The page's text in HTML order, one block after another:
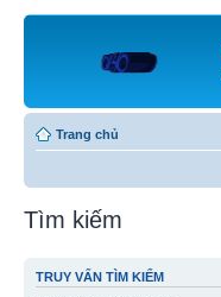
Trang chủ
Tìm kiếm
TRUY VẤN TÌM KIẾM